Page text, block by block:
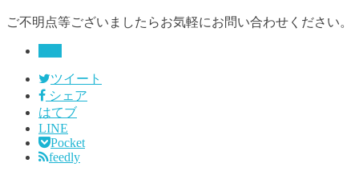
ご不明点等ございましたらお気軽にお問い合わせください。
ツイート
シェア
はてブ
LINE
Pocket
feedly